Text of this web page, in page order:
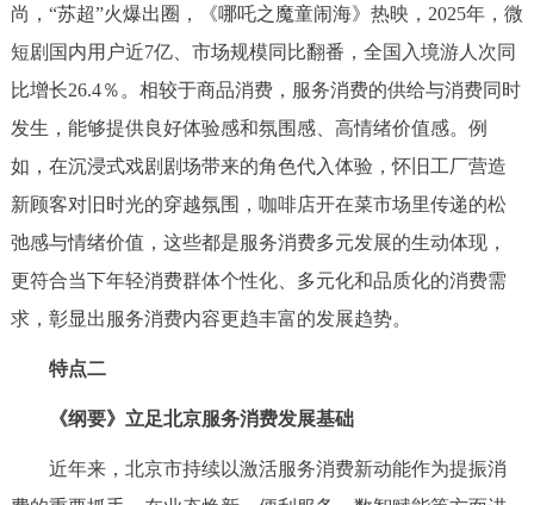
尚，“苏超”火爆出圈，《哪吒之魔童闹海》热映，2025年，微
短剧国内用户近7亿、市场规模同比翻番，全国入境游人次同
比增长26.4％。相较于商品消费，服务消费的供给与消费同时
发生，能够提供良好体验感和氛围感、高情绪价值感。例
如，在沉浸式戏剧剧场带来的角色代入体验，怀旧工厂营造
新顾客对旧时光的穿越氛围，咖啡店开在菜市场里传递的松
弛感与情绪价值，这些都是服务消费多元发展的生动体现，
更符合当下年轻消费群体个性化、多元化和品质化的消费需
求，彰显出服务消费内容更趋丰富的发展趋势。
特点二
《纲要》立足北京服务消费发展基础
近年来，北京市持续以激活服务消费新动能作为提振消